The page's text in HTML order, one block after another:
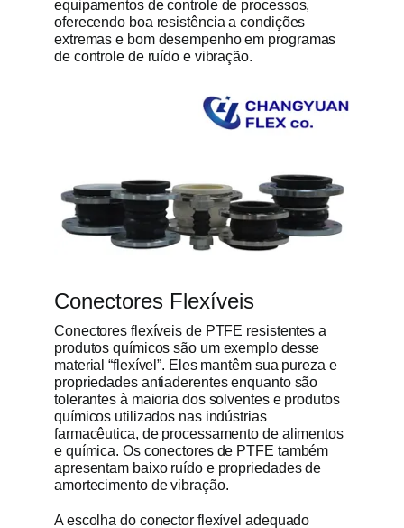
equipamentos de controle de processos,
oferecendo boa resistência a condições
extremas e bom desempenho em programas
de controle de ruído e vibração.
Conectores Flexíveis
Conectores flexíveis de PTFE resistentes a
produtos químicos são um exemplo desse
material “flexível”. Eles mantêm sua pureza e
propriedades antiaderentes enquanto são
tolerantes à maioria dos solventes e produtos
químicos utilizados nas indústrias
farmacêutica, de processamento de alimentos
e química. Os conectores de PTFE também
apresentam baixo ruído e propriedades de
amortecimento de vibração.
A escolha do conector flexível adequado